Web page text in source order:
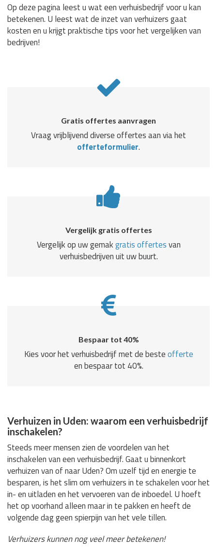
Op deze pagina leest u wat een verhuisbedrijf voor u kan
betekenen. U leest wat de inzet van verhuizers gaat
kosten en u krijgt praktische tips voor het vergelijken van
bedrijven!
Gratis offertes aanvragen
Vraag vrijblijvend diverse offertes aan via het
offerteformulier.
Vergelijk gratis offertes
Vergelijk op uw gemakgratis offertesvan
verhuisbedrijven uit uw buurt.
Bespaar tot 40%
Kies voor het verhuisbedrijf met de besteofferte
en bespaar tot 40%.
Verhuizen in Uden: waarom een verhuisbedrijf
inschakelen?
Steeds meer mensen zien de voordelen van het
inschakelen van een verhuisbedrijf. Gaat u binnenkort
verhuizen van of naar Uden? Om uzelf tijd en energie te
besparen, is het slim om verhuizers in te schakelen voor het
in- en uitladen en het vervoeren van de inboedel. U hoeft
het op voorhand alleen maar in te pakken en heeft de
volgende dag geen spierpijn van het vele tillen.
Verhuizers kunnen nog veel meer betekenen!